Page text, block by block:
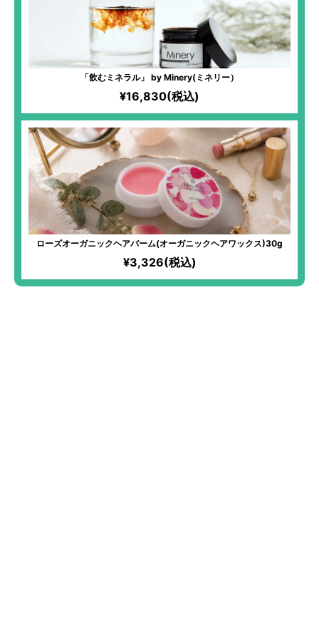
「飲むミネラル」 by Minery(ミネリー）
¥16,830(税込)
ローズオーガニックヘアバーム(オーガニックヘアワックス)30g
¥3,326(税込)